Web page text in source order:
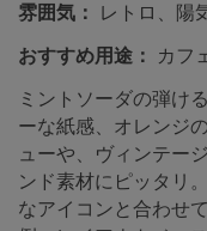
雰囲気：
レトロ、陽
おすすめ用途：
カフ
ミントソーダの弾け
ーな紙感、オレンジ
ューや、ヴィンテー
ンド素材にピッタリ
なアイコンと合わせ